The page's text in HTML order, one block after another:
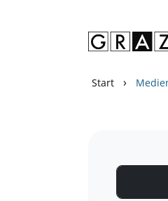
Start ›